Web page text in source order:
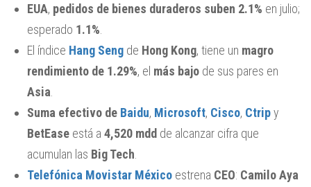
EUA, pedidos de bienes duraderos suben 2.1% en julio;
esperado 1.1%
El índice Hang Sengde Hong Kong, tiene un magro
rendimiento de 1.29%, el más bajode sus pares en
Asia
Suma efectivo de Baidu, Microsoft, Cisco, Ctripy
BetEaseestá a 4,520 mdd de alcanzar cifra que
acumulan las Big Tech
Telefónica Movistar México estrena CEO: Camilo Aya